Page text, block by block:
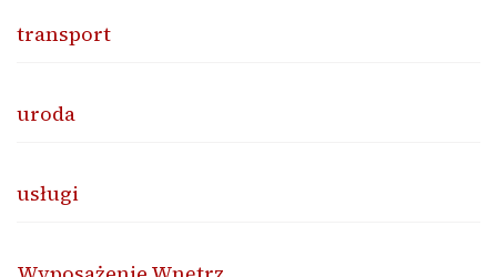
transport
uroda
usługi